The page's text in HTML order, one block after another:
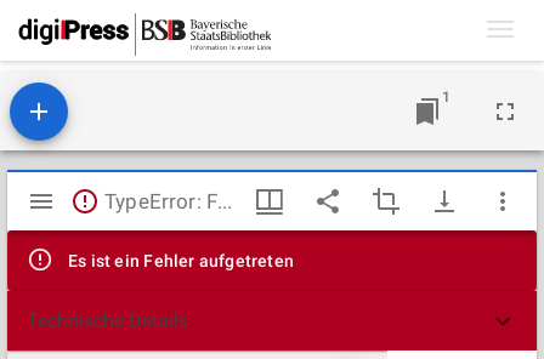
1
Mirador
Viewer
TypeError: Failed to fetch
Es ist ein Fehler aufgetreten
Technische Details